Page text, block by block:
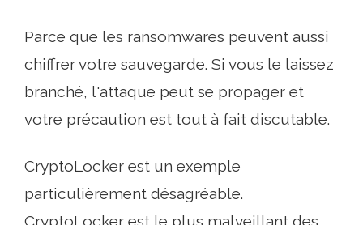
Parce que les ransomwares peuvent aussi
chiffrer votre sauvegarde. Si vous le laissez
branché, l'attaque peut se propager et
votre précaution est tout à fait discutable.
CryptoLocker est un exemple
particulièrement désagréable.
CryptoLocker est le plus malveillant des